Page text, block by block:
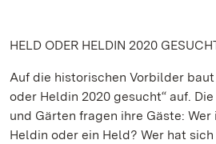
HELD ODER HELDIN 2020
Auf die historischen Vorbilder
oder Heldin 2020 gesucht“ auf.
und Gärten fragen ihre Gäste:
Heldin oder ein Held? Wer hat